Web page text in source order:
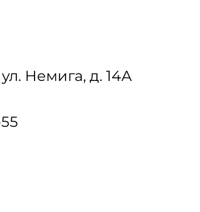
ул. Немига, д. 14А